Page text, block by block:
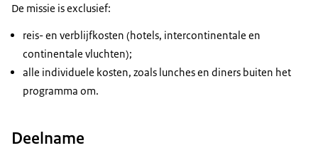
De missie is exclusief:
reis- en verblijfkosten (hotels, intercontinentale en
continentale vluchten);
alle individuele kosten, zoals lunches en diners buiten het
programma om.
Deelname